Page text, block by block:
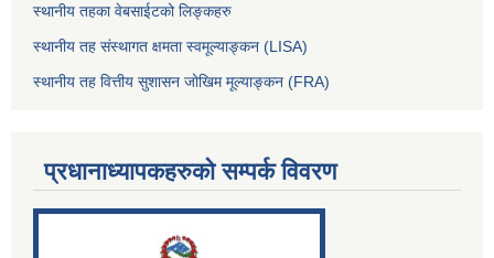
स्थानीय तहका वेबसाईटको लिङ्कहरु
स्थानीय तह संस्थागत क्षमता स्वमूल्याङ्कन (LISA)
स्थानीय तह वित्तीय सुशासन जोखिम मूल्याङ्कन (FRA)
प्रधानाध्यापकहरुको सम्पर्क विवरण